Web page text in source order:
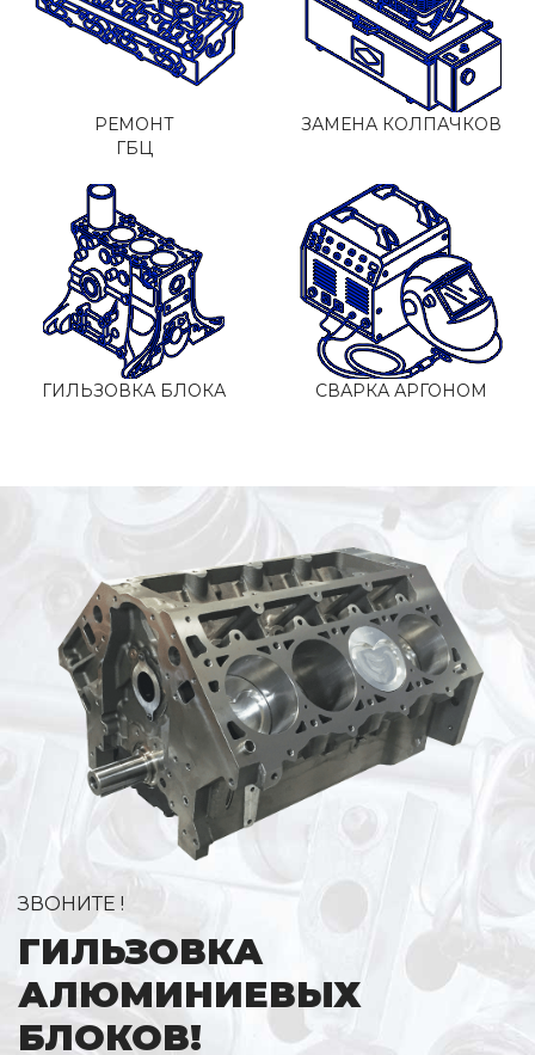
РЕМОНТ
ГБЦ
ЗАМЕНА КОЛПАЧКОВ
ГИЛЬЗОВКА БЛОКА СВАРКА АРГОНОМ
ЗВОНИТЕ !
ГИЛЬЗОВКА
АЛЮМИНИЕВЫХ
БЛОКОВ!